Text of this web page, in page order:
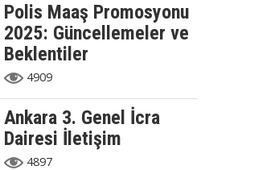
Polis Maaş Promosyonu
2025: Güncellemeler ve
Beklentiler
4909
Ankara 3. Genel İcra
Dairesi İletişim
4897